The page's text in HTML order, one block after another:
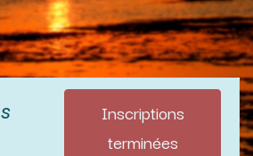
Inscriptions
terminées